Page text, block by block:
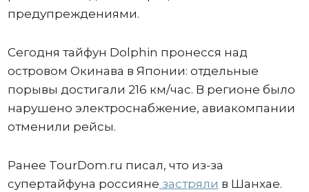
предупреждениями.
Сегодня тайфун Dolphin пронесся над
островом Окинава в Японии: отдельные
порывы достигали 216 км/час. В регионе было
нарушено электроснабжение, авиакомпании
отменили рейсы.
Ранее TourDom.ru писал, что из-за
супертайфуна россияне застряли в Шанхае.